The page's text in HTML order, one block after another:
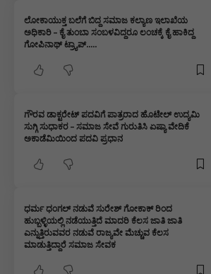
ಲೋಕಾಯುಕ್ತ ಬಲೆಗೆ ಬಿದ್ದ ಸಮಾಜ ಕಲ್ಯಾಣ ಇಲಾಖೆಯ
ಅಧಿಕಾರಿ – ಕೈ ತುಂಬಾ ಸಂಬಳವಿದ್ದರೂ ಲಂಚಕ್ಕೆ ಕೈ ಹಾಕಿದ್ದ
ಗೋಪಿನಾಥ್ ಟ್ರ್ಯಾಪ್‌…..
ಗೌರವ ಡಾಕ್ಟರೇಟ್ ಪದವಿಗೆ ಪಾತ್ರರಾದ ಹೊಟೇಲ್ ಉದ್ಯಮಿ
ಸುಗ್ಗಿ ಸುಧಾಕರ – ಸಮಾಜ ಸೇವೆ ಗುರುತಿಸಿ ಏಷ್ಯಾ ವೇದಿಕೆ
ಅಕಾಡೆಮಿಯಿಂದ ಪದವಿ ಪ್ರಧಾನ
ಧರ್ಮ ಧಂಗಲ್ ನಡುವೆ ಸುರೇಶ್ ಗೋಕಾಕ್ ರಿಂದ
ಹುಬ್ಬಳ್ಳಿಯಲ್ಲಿ ನಡೆಯುತ್ತಿದೆ ಮಾದರಿ ಕೆಲಸ ಜಾತಿ ಜಾತಿ
ಎನ್ನುತ್ತಿರುವವರ ನಡುವೆ ರಾಜ್ಯವೇ ಮೆಚ್ಚುವ ಕೆಲಸ
ಮಾಡುತ್ತಿದ್ದಾರೆ ಸಮಾಜ ಸೇವಕ